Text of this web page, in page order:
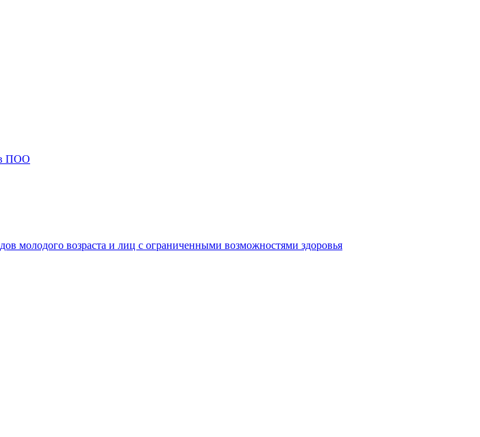
в ПОО
молодого возраста и лиц с ограниченными возможностями здоровья